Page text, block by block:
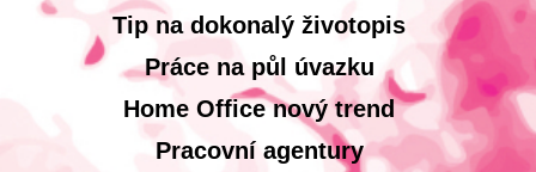
Tip na dokonalý životopis
Práce na půl úvazku
Home Office nový trend
Pracovní agentury